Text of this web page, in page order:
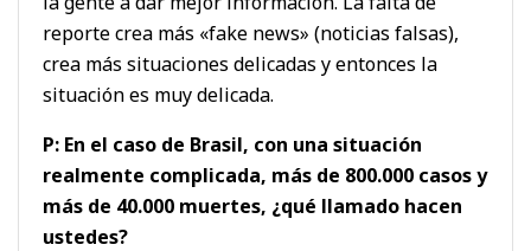
reporte crea más «fake news» (noticias falsas),
crea más situaciones delicadas y entonces la
situación es muy delicada.
P: En el caso de Brasil, con una situación
realmente complicada, más de 800.000 casos y
más de 40.000 muertes, ¿qué llamado hacen
ustedes?